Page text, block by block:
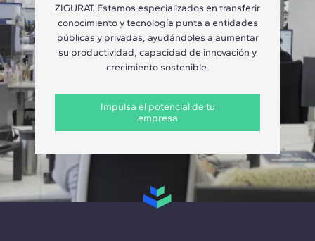
ZIGURAT. Estamos especializados en transferir
conocimiento y tecnología punta a entidades
públicas y privadas, ayudándoles a aumentar
su productividad, capacidad de innovación y
crecimiento sostenible.
Impulsa el potencial de tu
empresa